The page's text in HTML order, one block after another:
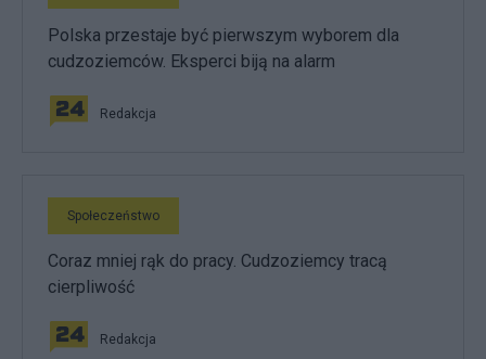
Polska przestaje być pierwszym wyborem dla
cudzoziemców. Eksperci biją na alarm
Redakcja
Społeczeństwo
Coraz mniej rąk do pracy. Cudzoziemcy tracą
cierpliwość
Redakcja